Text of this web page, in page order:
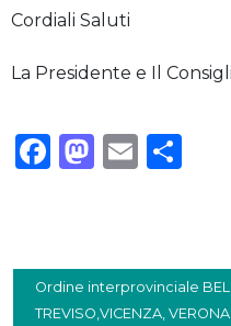
Cordiali Saluti
La Presidente e Il
Facebook
Email
Ordine interprovinciale
TREVISO,VICENZA, VERONA